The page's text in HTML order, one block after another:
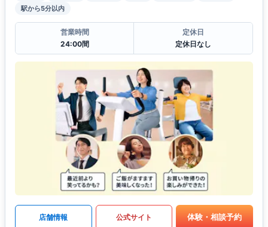
駅から5分以内
営業時間
24:00間
定休日
定休日なし
店舗情報 公式サイト 体験・相談予約